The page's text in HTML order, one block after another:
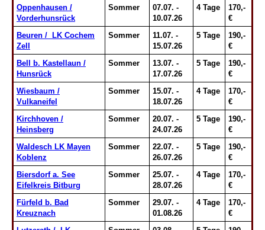
Oppenhausen /
Vorderhunsrück
Sommer
07.07. -
10.07.26
4 Tage
170,-
€
Beuren / LK Cochem
Zell
Sommer
11.07. -
15.07.26
5 Tage
190,-
€
Bell b. Kastellaun /
Hunsrück
Sommer
13.07. -
17.07.26
5 Tage
190,-
€
Wiesbaum /
Vulkaneifel
Sommer
15.07. -
18.07.26
4 Tage
170,-
€
Kirchhoven /
Heinsberg
Sommer
20.07. -
24.07.26
5 Tage
190,-
€
Waldesch LK Mayen
Koblenz
Sommer
22.07. -
26.07.26
5 Tage
190,-
€
Biersdorf a. See
Eifelkreis Bitburg
Sommer
25.07. -
28.07.26
4 Tage
170,-
€
Fürfeld b. Bad
Kreuznach
Sommer
29.07. -
01.08.26
4 Tage
170,-
€